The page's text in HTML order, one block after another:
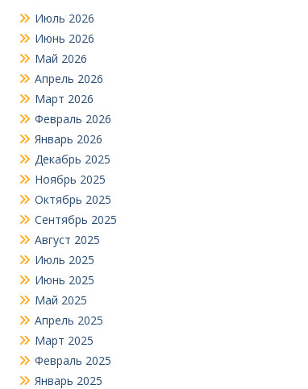
Июль 2026
Июнь 2026
Май 2026
Апрель 2026
Март 2026
Февраль 2026
Январь 2026
Декабрь 2025
Ноябрь 2025
Октябрь 2025
Сентябрь 2025
Август 2025
Июль 2025
Июнь 2025
Май 2025
Апрель 2025
Март 2025
Февраль 2025
Январь 2025